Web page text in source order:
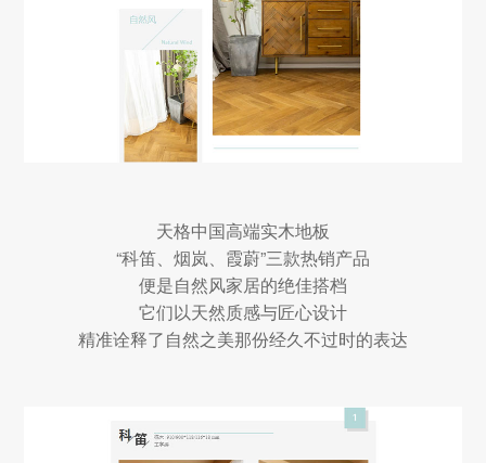
天格中国高端实木地板
“科笛、烟岚、霞蔚”三款热销产品
便是自然风家居的绝佳搭档
它们以天然质感与匠心设计
精准诠释了自然之美那份经久不过时的表达